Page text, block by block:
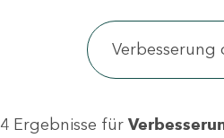
4 Ergebnisse für